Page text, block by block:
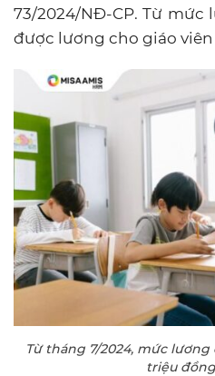
73/2024/NĐ-CP. Từ mức
được lương cho giáo viên
Từ tháng 7/2024, mức lương
triệu